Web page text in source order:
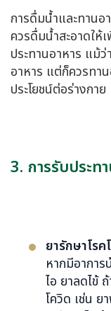
การดื่มน้ำและทาน
ควรดื่มน้ำสะอาดให้
ประทานอาหาร แม้ว่
อาหาร แต่ก็ควรทา
ประโยชน์ต่อร่างกา
3. การรับประท
ยารักษาโรค
หากมีอาการ
ไอ ยาลดไข้
โควิด เช่น ย